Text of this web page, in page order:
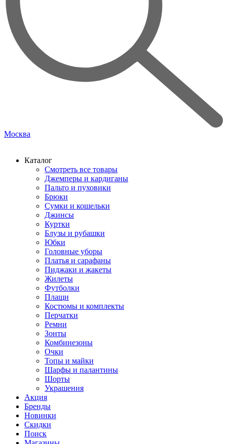
Москва
Каталог
Смотреть все товары
Джемперы и кардиганы
Пальто и пуховики
Брюки
Сумки и кошельки
Джинсы
Куртки
Блузы и рубашки
Юбки
Головные уборы
Платья и сарафаны
Пиджаки и жакеты
Жилеты
Футболки
Плащи
Костюмы и комплекты
Перчатки
Ремни
Зонты
Комбинезоны
Очки
Топы и майки
Шарфы и палантины
Шорты
Украшения
Акция
Бренды
Новинки
Скидки
Поиск